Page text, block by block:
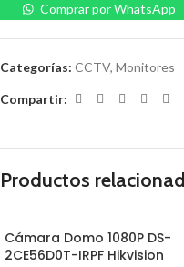
Comprar por WhatsApp
Categorías: CCTV, Monitores
Compartir:
Productos
Cámara Domo 1080P DS-
2CE56D0T-IRPF Hikvision